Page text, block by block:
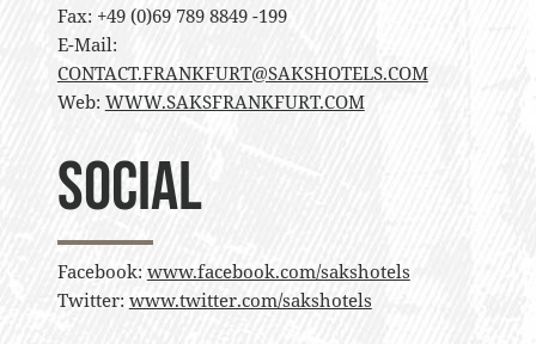
Fax: +49 (0)69 789 8849 -199
E-Mail:
CONTACT.FRANKFURT@SAKSHOTELS.COM
Web: WWW.SAKSFRANKFURT.COM
Social
Facebook: www.facebook.com/sakshotels
Twitter: www.twitter.com/sakshotels